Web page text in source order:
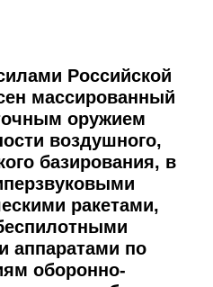
Российской
массированный
оружием
воздушного,
базирования, в
ракетами,
аппаратами по
оборонно-